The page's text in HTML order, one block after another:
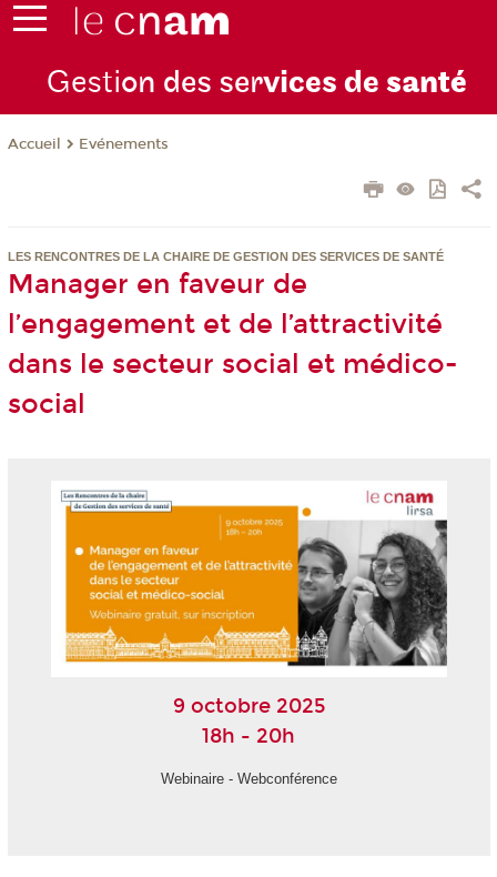
Gestion des services de santé
Accueil Evénements
LES RENCONTRES DE LA CHAIRE DE GESTION DES SERVICES DE SANTÉ
Manager en faveur de
l’engagement et de l’attractivité
dans le secteur social et médico-
social
9 octobre 2025
18h - 20h
Webinaire - Webconférence